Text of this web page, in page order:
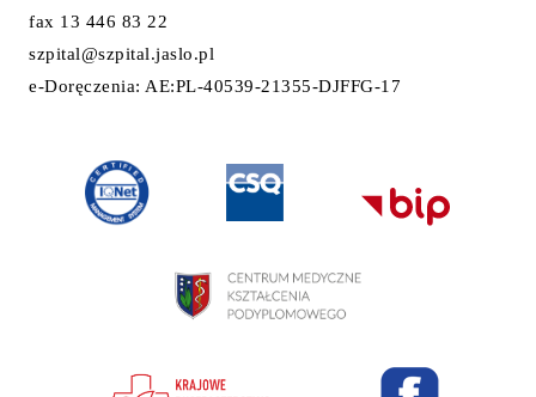
fax 13 446 83 22
szpital@szpital.jaslo.pl
e-Doręczenia: AE:PL-40539-21355-DJFFG-17